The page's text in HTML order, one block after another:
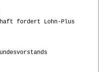
fordert Lohn-Plus